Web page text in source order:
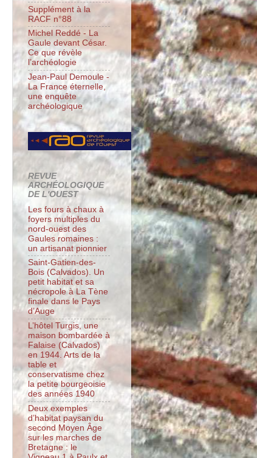
Supplément à la
RACF n°88
Michel Reddé - La
Gaule devant César.
Ce que révèle
l’archéologie
Jean-Paul Demoule -
La France éternelle,
une enquête
archéologique
REVUE
ARCHÉOLOGIQUE
DE L'OUEST
Les fours à chaux à
foyers multiples du
nord-ouest des
Gaules romaines :
un artisanat pionnier
Saint-Gatien-des-
Bois (Calvados). Un
petit habitat et sa
nécropole à La Tène
finale dans le Pays
d’Auge
L’hôtel Turgis, une
maison bombardée à
Falaise (Calvados)
en 1944. Arts de la
table et
conservatisme chez
la petite bourgeoisie
des années 1940
Deux exemples
d’habitat paysan du
second Moyen Âge
sur les marches de
Bretagne : le